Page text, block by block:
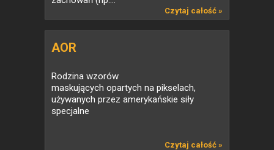
Czytaj całość »
AOR
Rodzina wzorów
maskujących opartych na pikselach,
używanych przez amerykańskie siły
specjalne
Czytaj całość »